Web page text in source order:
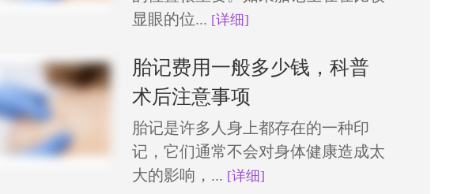
显眼的位... [详细]
胎记费用一般多少钱，科普
术后注意事项
胎记是许多人身上都存在的一种印
记，它们通常不会对身体健康造成太
大的影响，... [详细]